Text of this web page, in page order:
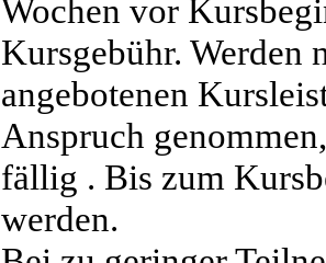
Wochen vor
Kursgebühr. Werden
angebotenen
Anspruch
fällig . Bis zum
werden.